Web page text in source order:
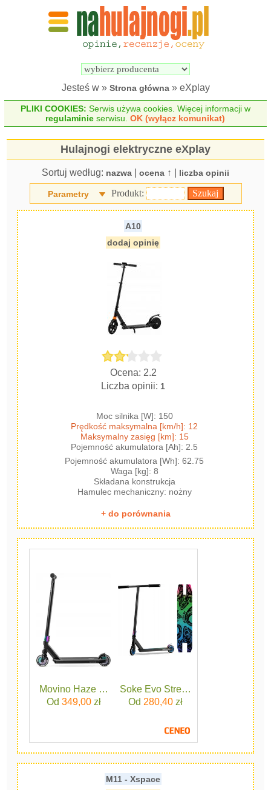
Wyszukiwarka
elektrycznych
Jesteś w » Strona główna» eXplay
PLIKI COOKIES: Serwis używa cookies. Więcej informacji w
regulaminie serwisu.OK (wyłącz komunikat)
Hulajnogi elektryczne eXplay
Sortuj według: nazwa ocena ↑ | liczba opinii
Parametry Produkt:
A10
dodaj opinię
Ocena: 2.2
Liczba opinii: 1
Moc silnika [W]: 150
Prędkość maksymalna [km/h]: 12
Maksymalny zasięg [km]: 15
Pojemność akumulatora [Ah]: 2.5
Pojemność akumulatora [Wh]: 62.75
Waga [kg]: 8
Składana konstrukcja
Hamulec mechaniczny: nożny
+ do porównania
Movino Haze Czarny
Od 349,00zł
Soke Evo Street Black
Od 280,40zł
M11 - Xspace